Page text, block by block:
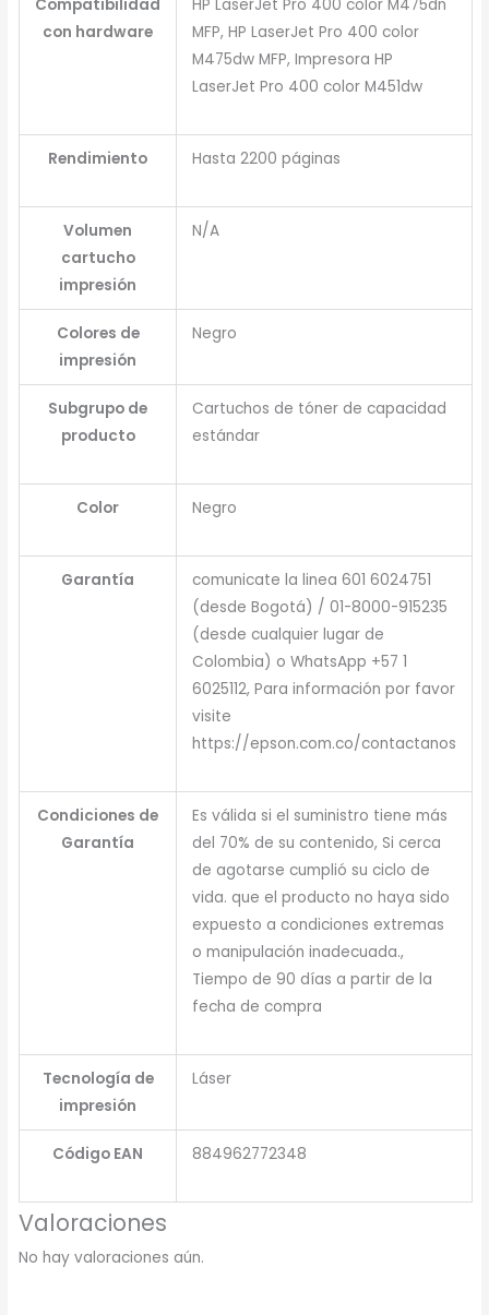
Compatibilidad
con hardware
HP LaserJet Pro 400 color M475dn
MFP, HP LaserJet Pro 400 color
M475dw MFP, Impresora HP
LaserJet Pro 400 color M451dw
Rendimiento Hasta 2200 páginas
Volumen
cartucho
impresión
N/A
Colores de
impresión
Negro
Subgrupo de
producto
Cartuchos de tóner de capacidad
estándar
Color Negro
Garantía
comunicate la linea 601 6024751
(desde Bogotá) / 01-8000-915235
(desde cualquier lugar de
Colombia) o WhatsApp +57 1
6025112, Para información por favor
visite
https://epson.com.co/contactanos
Condiciones de
Garantía
Es válida si el suministro tiene más
del 70% de su contenido, Si cerca
de agotarse cumplió su ciclo de
vida. que el producto no haya sido
expuesto a condiciones extremas
o manipulación inadecuada.,
Tiempo de 90 días a partir de la
fecha de compra
Tecnología de
impresión
Láser
Código EAN 884962772348
Valoraciones
No hay valoraciones aún.